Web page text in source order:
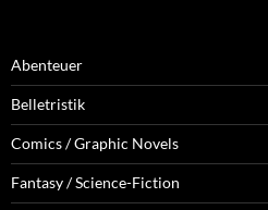
Abenteuer
Belletristik
Comics / Graphic Novels
Fantasy / Science-Fiction